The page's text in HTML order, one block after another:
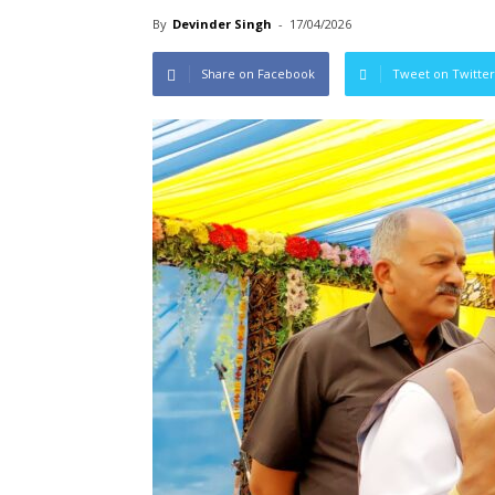
By Devinder Singh - 17/04/2026
Share on Facebook Tweet on Twitter